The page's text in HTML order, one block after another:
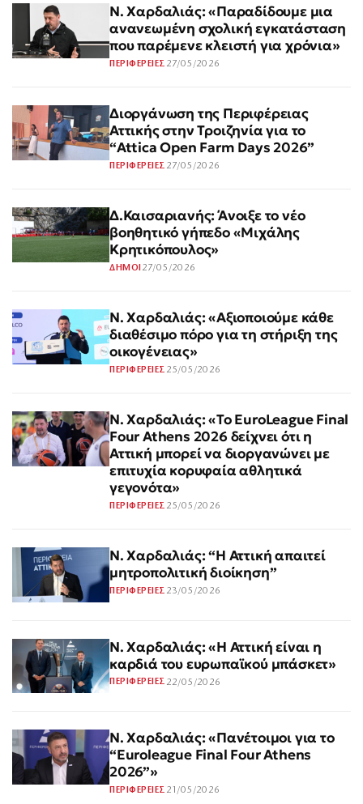
Ν. Χαρδαλιάς: «Παραδίδουμε μια
ανανεωμένη σχολική εγκατάσταση
που παρέμενε κλειστή για χρόνια»
ΠΕΡΙΦΕΡΕΙΕΣ 27/05/2026
Διοργάνωση της Περιφέρειας
Αττικής στην Τροιζηνία για το
“Attica Open Farm Days 2026”
ΠΕΡΙΦΕΡΕΙΕΣ 27/05/2026
Δ.Καισαριανής: Άνοιξε το νέο
βοηθητικό γήπεδο «Μιχάλης
Κρητικόπουλος»
ΔΗΜΟΙ 27/05/2026
Ν. Χαρδαλιάς: «Αξιοποιούμε κάθε
διαθέσιμο πόρο για τη στήριξη της
οικογένειας»
ΠΕΡΙΦΕΡΕΙΕΣ 25/05/2026
Ν. Χαρδαλιάς: «Το EuroLeague Final
Four Athens 2026 δείχνει ότι η
Αττική μπορεί να διοργανώνει με
επιτυχία κορυφαία αθλητικά
γεγονότα»
ΠΕΡΙΦΕΡΕΙΕΣ 25/05/2026
Ν. Χαρδαλιάς: “Η Αττική απαιτεί
μητροπολιτική διοίκηση”
ΠΕΡΙΦΕΡΕΙΕΣ 23/05/2026
Ν. Χαρδαλιάς: «Η Αττική είναι η
καρδιά του ευρωπαϊκού μπάσκετ»
ΠΕΡΙΦΕΡΕΙΕΣ 22/05/2026
Ν. Χαρδαλιάς: «Πανέτοιμοι για το
“Euroleague Final Four Athens
2026”»
ΠΕΡΙΦΕΡΕΙΕΣ 21/05/2026